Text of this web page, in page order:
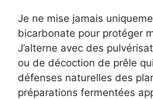
Je ne mise jamais
bicarbonate pour protéger
J’alterne avec des
ou de décoction de prêle
défenses naturelles des
préparations fermentées